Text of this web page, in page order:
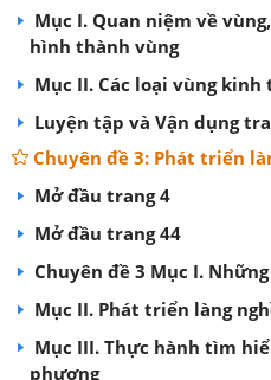
Mục I. Quan niệm về
hình thành vùng
Mục II. Các loại vùng kinh
Luyện tập và Vận dụng
Chuyên đề 3: Phát triển
Mở đầu trang 4
Mở đầu trang 44
Chuyên đề 3 Mục I.
Mục II. Phát triển làng
Mục III. Thực hành tìm
phương